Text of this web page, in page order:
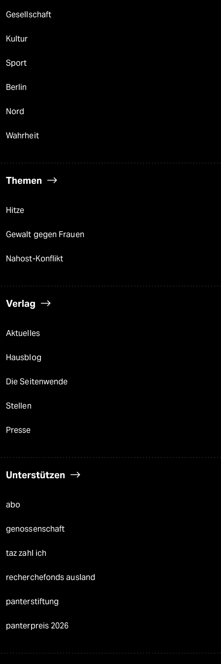
wahrheit
verlag
verlag
veranstaltungen
unterstützen
abo
genossenschaft
Gesellschaft
Kultur
Sport
Berlin
Nord
Wahrheit
Themen
Hitze
Gewalt gegen Frauen
Nahost-Konflikt
Verlag
Aktuelles
Hausblog
Die Seitenwende
Stellen
Presse
Unterstützen
abo
genossenschaft
taz zahl ich
recherchefonds ausland
panterstiftung
panterpreis 2026